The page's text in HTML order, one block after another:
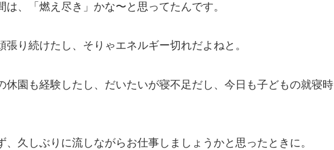
、「燃え尽き」かな〜と思ってたんです。
り続けたし、そりゃエネルギー切れだよねと。
休園も経験したし、だいたいが寝不足だし、今日も子どもの就寝時
久しぶりに流しながらお仕事しましょうかと思ったときに。